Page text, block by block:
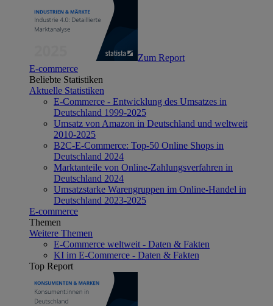
Zum Report
E-commerce
Beliebte Statistiken
Aktuelle Statistiken
E-Commerce - Entwicklung des Umsatzes in
Deutschland 1999-2025
Umsatz von Amazon in Deutschland und weltweit
2010-2025
B2C-E-Commerce: Top-50 Online Shops in
Deutschland 2024
Marktanteile von Online-Zahlungsverfahren in
Deutschland 2024
Umsatzstarke Warengruppen im Online-Handel in
Deutschland 2023-2025
E-commerce
Themen
Weitere Themen
E-Commerce weltweit - Daten & Fakten
KI im E-Commerce - Daten & Fakten
Top Report